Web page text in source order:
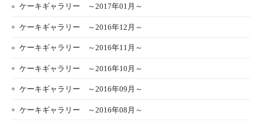
ケーキギャラリー ～2017年01月～
ケーキギャラリー ～2016年12月～
ケーキギャラリー ～2016年11月～
ケーキギャラリー ～2016年10月～
ケーキギャラリー ～2016年09月～
ケーキギャラリー ～2016年08月～